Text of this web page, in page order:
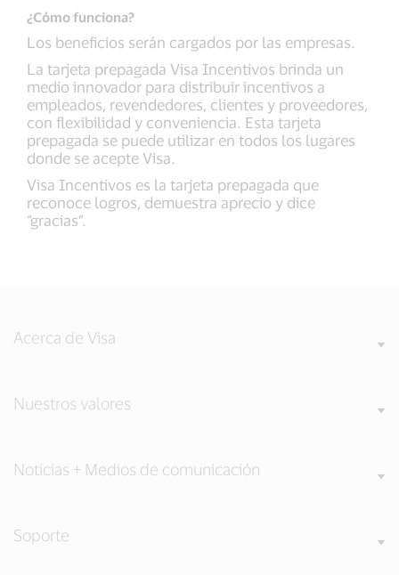
¿Cómo funciona?
Los beneficios serán cargados por las empresas.
La tarjeta prepagada Visa Incentivos brinda un
medio innovador para distribuir incentivos a
empleados, revendedores, clientes y proveedores,
con flexibilidad y conveniencia. Esta tarjeta
prepagada se puede utilizar en todos los lugares
donde se acepte Visa.
Visa Incentivos es la tarjeta prepagada que
reconoce logros, demuestra aprecio y dice
“gracias”.
Acerca de Visa
Nuestros valores
Noticias + Medios de comunicación
Soporte